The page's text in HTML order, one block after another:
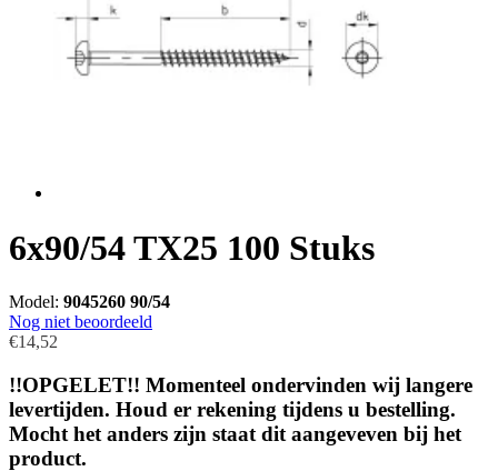
6x90/54 TX25 100 Stuks
Model: 9045260 90/54
Nog niet beoordeeld
€14,52
!!OPGELET!! Momenteel ondervinden wij langere
levertijden. Houd er rekening tijdens u bestelling.
Mocht het anders zijn staat dit aangeveven bij het
product.